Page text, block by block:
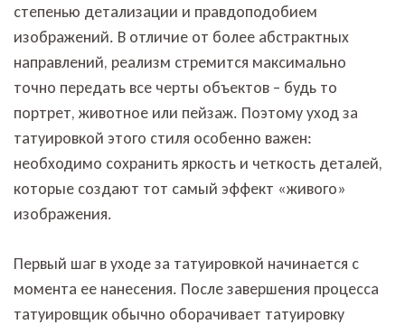
степенью детализации и правдоподобием
изображений. В отличие от более абстрактных
направлений, реализм стремится максимально
точно передать все черты объектов – будь то
портрет, животное или пейзаж. Поэтому уход за
татуировкой этого стиля особенно важен:
необходимо сохранить яркость и четкость деталей,
которые создают тот самый эффект «живого»
изображения.
Первый шаг в уходе за татуировкой начинается с
момента ее нанесения. После завершения процесса
татуировщик обычно оборачивает татуировку